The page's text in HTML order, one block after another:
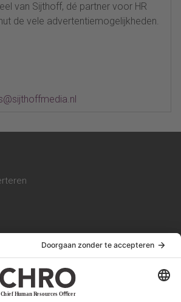
van Sijthoff, dé partner voor HR
de vele advertentiemogelijkheden.